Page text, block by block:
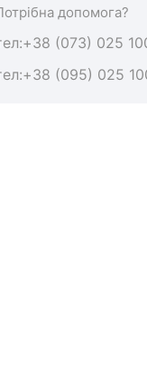
допомога?
(073) 025
(095) 025